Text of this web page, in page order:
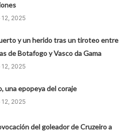
12, 2025
y un herido tras un tiroteo entre
de Botafogo y Vasco da Gama
12, 2025
una epopeya del coraje
12, 2025
del goleador de Cruzeiro a